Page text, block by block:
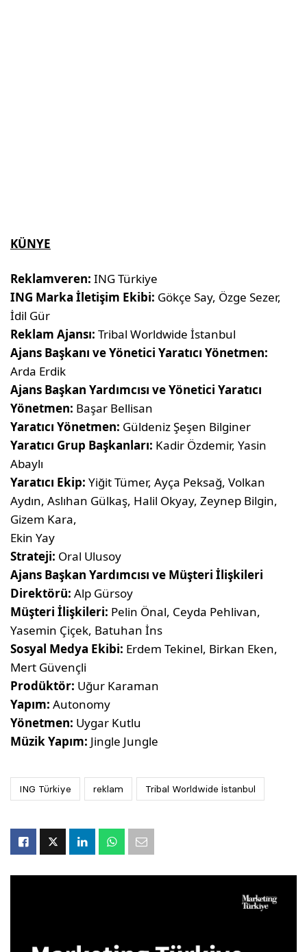
KÜNYE
Reklamveren: ING Türkiye
ING Marka İletişim Ekibi: Gökçe Say, Özge Sezer,
İdil Gür
Reklam Ajansı: Tribal Worldwide İstanbul
Ajans Başkanı ve Yönetici Yaratıcı Yönetmen:
Arda Erdik
Ajans Başkan Yardımcısı ve Yönetici Yaratıcı
Yönetmen: Başar Bellisan
Yaratıcı Yönetmen: Güldeniz Şeşen Bilginer
Yaratıcı Grup Başkanları: Kadir Özdemir, Yasin
Abaylı
Yaratıcı Ekip: Yiğit Tümer, Ayça Peksağ, Volkan
Aydın, Aslıhan Gülkaş, Halil Okyay, Zeynep Bilgin,
Gizem Kara,
Ekin Yay
Strateji: Oral Ulusoy
Ajans Başkan Yardımcısı ve Müşteri İlişkileri
Direktörü: Alp Gürsoy
Müşteri İlişkileri: Pelin Önal, Ceyda Pehlivan,
Yasemin Çiçek, Batuhan İns
Sosyal Medya Ekibi: Erdem Tekinel, Birkan Eken,
Mert Güvençli
Prodüktör: Uğur Karaman
Yapım:Autonomy
Yönetmen: Uygar Kutlu
Müzik Yapım: Jingle Jungle
ING Türkiye reklam Tribal Worldwide İstanbul